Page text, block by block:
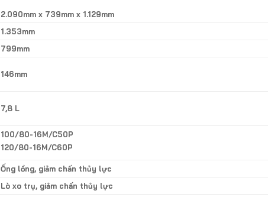
2.090mm x 739mm x 1.129mm
1.353mm
799mm
146mm
7,8 L
100/80-16M/C50P
120/80-16M/C60P
Ống lồng, giảm chấn thủy lực
Lò xo trụ, giảm chấn thủy lực